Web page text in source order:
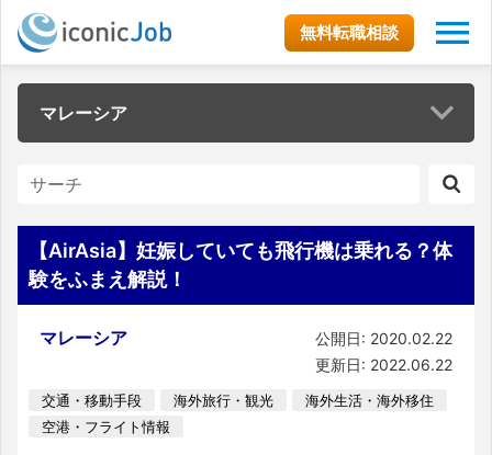
無料転職相談
マレーシア
【AirAsia】妊娠していても飛行機は乗れる？体
験をふまえ解説！
マレーシア
公開日: 2020.02.22
更新日: 2022.06.22
交通・移動手段 海外旅行・観光
海外生活・海外移住
空港・フライト情報